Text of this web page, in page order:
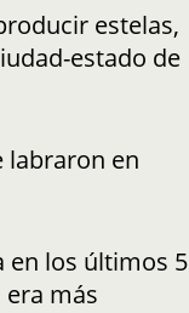
estelas,
estado de
labraron en
en los últimos 5
más